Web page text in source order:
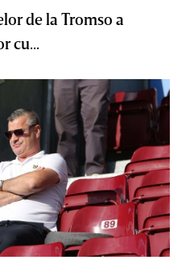
de la Tromso a
cu...